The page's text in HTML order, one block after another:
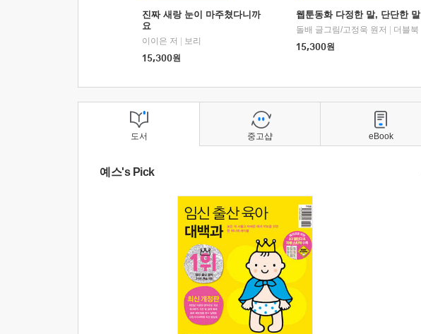
진짜 새랑 눈이 마주쳤다니까
요
이이은 저
보리
15,300원
웹툰동화 다정한 말, 단단한 말
돌배 글그림/고정욱 원저
더블북
15,300원
도서
예스's Pick
중고샵 eBook